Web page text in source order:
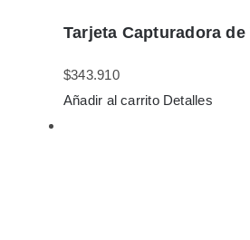
Tarjeta Capturadora de
$343.910
Añadir al carrito Detalles